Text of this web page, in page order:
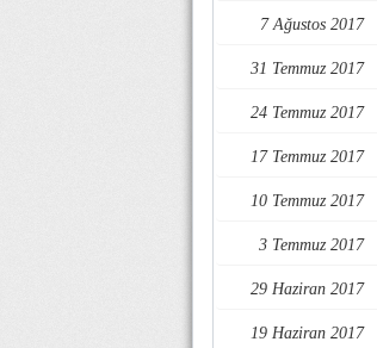
7 Ağustos 2017
31 Temmuz 2017
24 Temmuz 2017
17 Temmuz 2017
10 Temmuz 2017
3 Temmuz 2017
29 Haziran 2017
19 Haziran 2017